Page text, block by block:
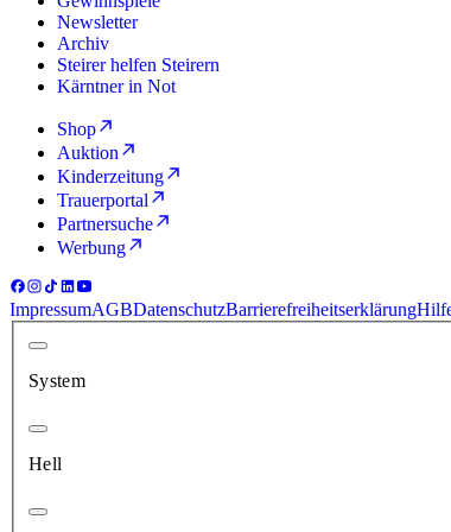
Newsletter
Archiv
Steirer helfen Steirern
Kärntner in Not
Shop
Auktion
Kinderzeitung
Trauerportal
Partnersuche
Werbung
ImpressumAGBDatenschutzBarrierefreiheitserklärung
System
Hell